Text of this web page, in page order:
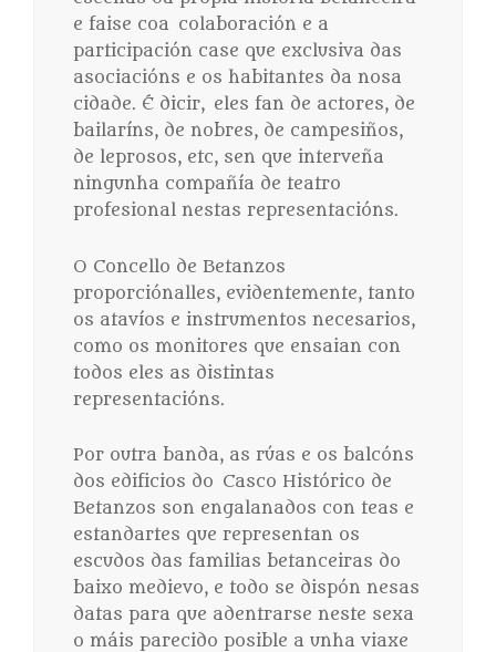
e faise coa colaboración e a
participación case que exclusiva das
asociacións e os habitantes da nosa
cidade. É dicir, eles fan de actores, de
bailaríns, de nobres, de campesiños,
de leprosos, etc, sen que interveña
ningunha compañía de teatro
profesional nestas representacións.
O Concello de Betanzos
proporciónalles, evidentemente, tanto
os atavíos e instrumentos necesarios,
como os monitores que ensaian con
todos eles as distintas
representacións.
Por outra banda, as rúas e os balcóns
dos edificios do Casco Histórico de
Betanzos son engalanados con teas e
estandartes que representan os
escudos das familias betanceiras do
baixo medievo, e todo se dispón nesas
datas para que adentrarse neste sexa
o máis parecido posible a unha viaxe